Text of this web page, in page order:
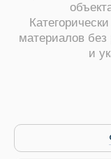
материалов
и